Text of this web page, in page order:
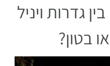
גדרות ויניל
בטון?